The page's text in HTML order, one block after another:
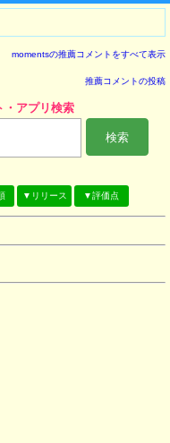
momentsの推薦コメントをすべて表示
推薦コメントの投稿
・アプリ検索
検索
▼リリース ▼評価点